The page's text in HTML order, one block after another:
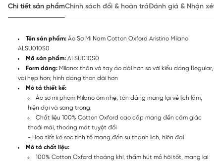
Chi tiết sản phẩmChính sách đổi & hoàn trảĐánh giá & Nhận xét
Tên sản phẩm: Áo Sơ Mi Nam Cotton Oxford Aristino Milano
ALSU010S0
Mã sản phẩm: ALSU010S0
Form dáng: Milano: thân và tay áo dài hơn so với kiểu dáng Regular,
vai hẹp hơn; hình dáng thon dài hơn
Mô tả thiết kế:
Áo sơ mi phom Milano ôm nhẹ, tôn dáng mang lại vẻ lịch lãm,
hiện đại và sang trọng.
Chất liệu 100% Cotton Oxford cao cấp mang đến cảm giác
thoải mái, thoáng mát tuyệt đối
- Họa tiết kẻ sọc tinh tế mang đến sự thanh lịch, hiện đại
Mô tả chất liệu:
100% Cotton Oxford thoáng khí, thấm hút mồ hôi tốt, mang lại